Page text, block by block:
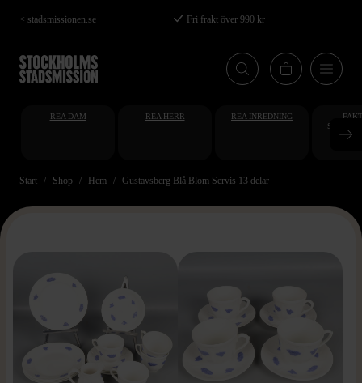
Hoppa
till
huvudinnehåll
< stadsmissionen.se Fri frakt över 990 kr
REA DAM REA HERR REA INREDNING
Start Shop Hem Gustavsberg Blå Blom Servis 13 delar